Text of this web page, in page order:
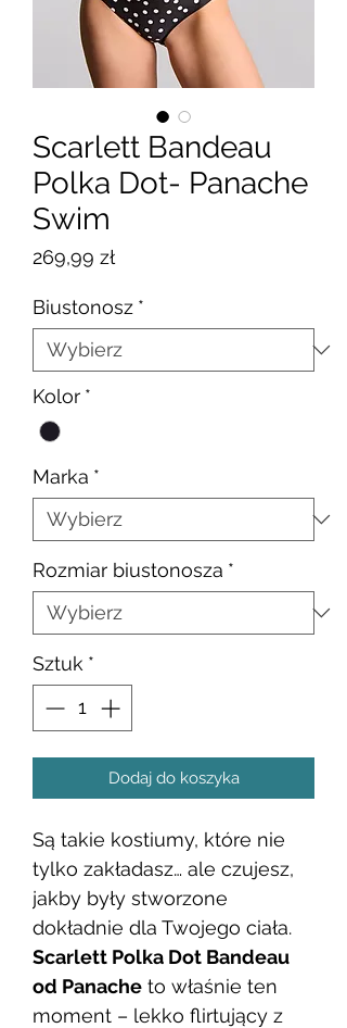
Scarlett Bandeau
Polka Dot- Panache
Swim
269,99 złCena
Biustonosz *
Kolor *
Marka *
Rozmiar biustonosza *
Sztuk *
Dodaj do koszyka
Są takie kostiumy, które nie
tylko zakładasz… ale czujesz,
jakby były stworzone
dokładnie dla Twojego ciała.
Scarlett Polka Dot Bandeau
od Panache to właśnie ten
moment – lekko flirtujący z